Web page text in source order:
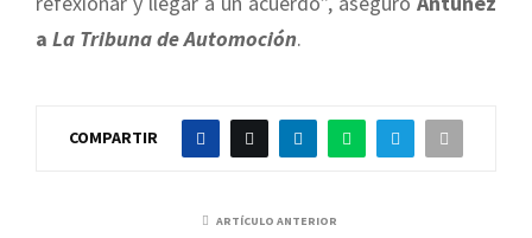
a La Tribunade Automoción.
COMPARTIR
ARTÍCULO ANTERIOR